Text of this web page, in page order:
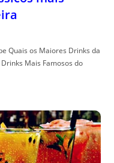
Quais os Maiores Drinks da
Mais Famosos do